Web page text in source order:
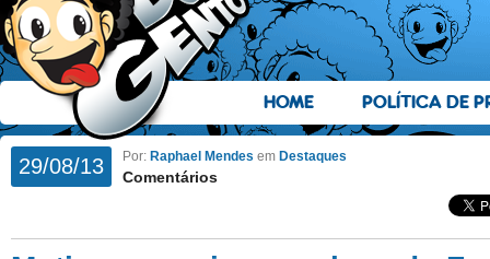
HOME POLÍTICA DE
29/08/13 Por: Raphael Mendes em Destaques
Comentários